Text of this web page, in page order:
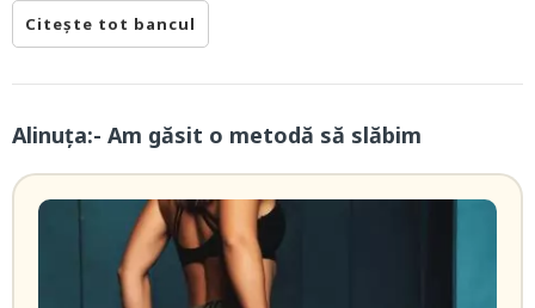
Citește tot bancul
Alinuța:- Am găsit o metodă să slăbim